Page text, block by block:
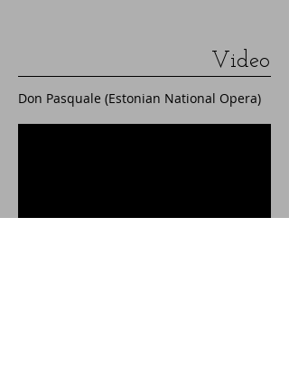
Video
Don Pasquale (Estonian National Opera)